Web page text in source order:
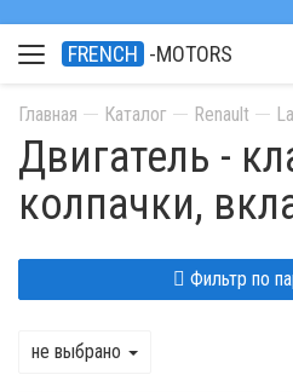
FRENCH -MOTORS
Главная Каталог Renault
Двигатель -
колпачки,
Фильтр по
не выбрано